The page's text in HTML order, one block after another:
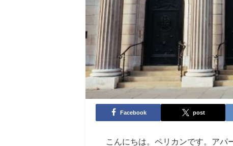
Facebook post
こんにちは。ペリカンです。アパ